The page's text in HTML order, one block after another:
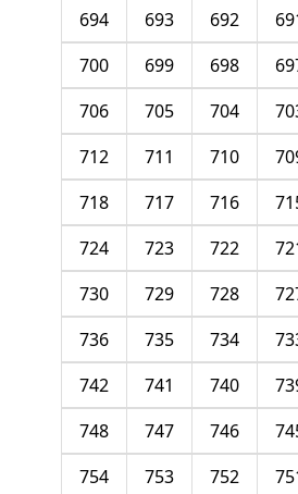
692
693
694
698
699
700
704
705
706
710
711
712
716
717
718
722
723
724
728
729
730
734
735
736
740
741
742
746
747
748
752
753
754